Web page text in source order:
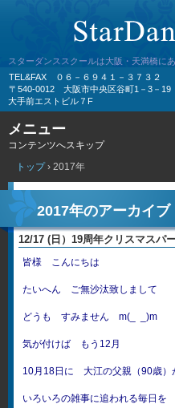
スターダンススクールは大阪・天満橋に
TEL&FAX ０６－６９４１－３７３２
〒540-0012 大阪市中央区谷町1－3－19
大手前エストビル７F
メニュー
コンテンツへスキップ
トップ › 2017年
2017年のアーカイブ
12/17 (日）19周年クリスマスパ
皆様 こんにちは
たいへん ご無沙汰致しまして
どうも すみません m(_ _)m
気が付けば もう12月
10月18日に 大江の父親（90歳）
いろいろの雑事に追われる毎日を